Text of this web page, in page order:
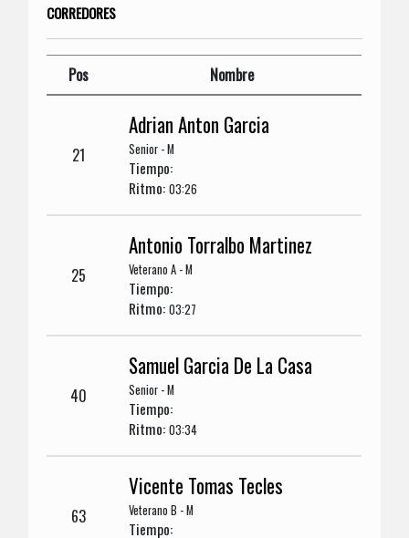
CORREDORES
Pos Nombre
21
Adrian Anton Garcia
Senior - M
Tiempo:
Ritmo:03:26
25
Antonio Torralbo Martinez
Veterano A - M
Tiempo:
Ritmo:03:27
40
Samuel Garcia De La Casa
Senior - M
Tiempo:
Ritmo:03:34
63
Vicente Tomas Tecles
Veterano B - M
Tiempo: